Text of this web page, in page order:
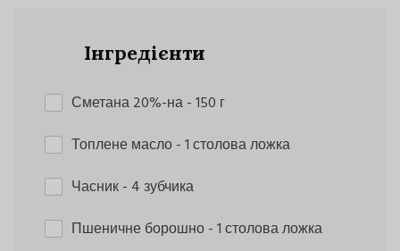
Інгредієнти
Сметана 20%-на- 150 г
Топлене масло- 1 столова ложка
Часник- 4 зубчика
Пшеничне борошно- 1 столова ложка